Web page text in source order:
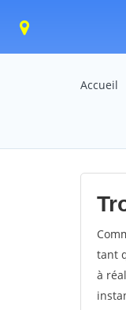
Accueil
tant
à